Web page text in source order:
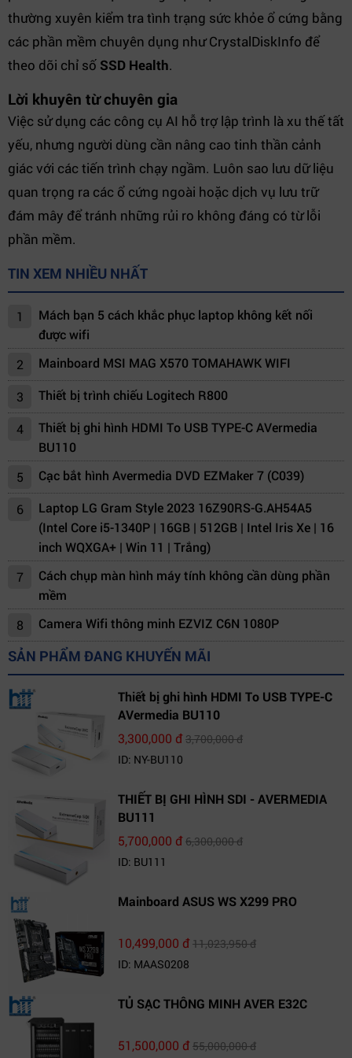
thường xuyên kiểm tra tình trạng sức khỏe ổ cứng bằng
các phần mềm chuyên dụng như CrystalDiskInfo để
theo dõi chỉ số SSD Health.
Lời khuyên từ chuyên gia
Việc sử dụng các công cụ AI hỗ trợ lập trình là xu thế tất
yếu, nhưng người dùng cần nâng cao tinh thần cảnh
giác với các tiến trình chạy ngầm. Luôn sao lưu dữ liệu
quan trọng ra các ổ cứng ngoài hoặc dịch vụ lưu trữ
đám mây để tránh những rủi ro không đáng có từ lỗi
phần mềm.
TIN XEM NHIỀU NHẤT
1
Mách bạn 5 cách khắc phục laptop không kết nối
được wifi
2
Mainboard MSI MAG X570 TOMAHAWK WIFI
3 Thiết bị trình chiếu Logitech R800
4
Thiết bị ghi hình HDMI To USB TYPE-C AVermedia
BU110
5
Cạc bắt hình Avermedia DVD EZMaker 7 (C039)
6
Laptop LG Gram Style 2023 16Z90RS-G.AH54A5
(Intel Core i5-1340P | 16GB | 512GB | Intel Iris Xe | 16
inch WQXGA+ | Win 11 | Trắng)
7
Cách chụp màn hình máy tính không cần dùng phần
mềm
8
Camera Wifi thông minh EZVIZ C6N 1080P
SẢN PHẨM ĐANG KHUYẾN MÃI
Thiết bị ghi hình HDMI To USB TYPE-C
AVermedia BU110
3,300,000 đ3,700,000 đ
ID: NY-BU110
THIẾT BỊ GHI HÌNH SDI - AVERMEDIA
BU111
5,700,000 đ6,300,000 đ
ID: BU111
Mainboard ASUS WS X299 PRO
10,499,000 đ11,023,950 đ
ID: MAAS0208
TỦ SẠC THÔNG MINH AVER E32C
51,500,000 đ55,000,000 đ